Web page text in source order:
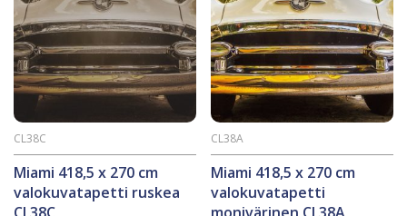
Miami 418,5 x 270 cm
valokuvatapetti ruskea
CL38C
Miami 418,5 x 270 cm
valokuvatapetti
CL38A